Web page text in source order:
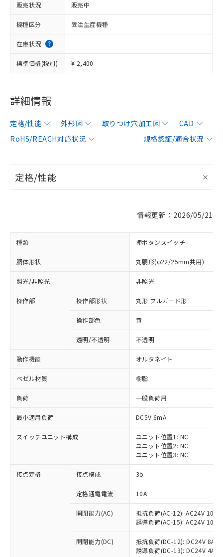
販売状況 販売中
機種区分 受注生産機種
在庫状況
標準価格(税別) ¥ 2,400
詳細情報
定格/性能 外形図 取りつけ穴加工図
CAD
RoHS/REACH対応状況
規格認証/適合状況
定格/性能
情報更新：2026/05/21
種類 押ボタンスイッチ
胴体形状 丸胴形(φ22/25mm共用)
照光/非照光 非照光
操作部 操作部形状 丸形 フルガード形
操作部色 黄
透明/不透明 不透明
動作機能 オルタネイト
ベゼル材質 樹脂
負荷 一般負荷用
最小適用負荷 DC5V 6mA
スイッチユニット構成
ユニット位置1: NC
ユニット位置2: NC
ユニット位置3: NC
接点定格 接点構成 3b
定格通電電流 10A
開閉能力(AC)
抵抗負荷(AC-12): AC24V 10A/
誘導負荷(AC-15): AC24V
開閉能力(DC)
抵抗負荷(DC-12): DC24V 8A/
誘導負荷(DC-13): DC24V 4A/
ご利用条件
対応済み：EU RoHS指令（10物質）の
非含有に対応した製品が提供可能な商品で
有に対応した製品に切り替える予定のある